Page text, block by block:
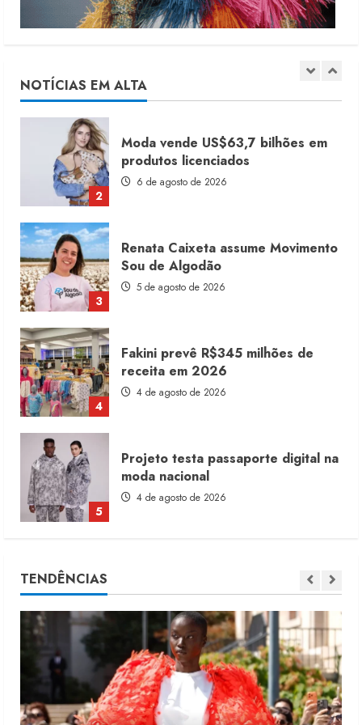
NOTÍCIAS EM ALTA
1
7 de agosto de 2026
2
Moda vende US$63,7 bilhões em
produtos licenciados
6 de agosto de 2026
3
Renata Caixeta assume Movimento
Sou de Algodão
5 de agosto de 2026
4
Fakini prevê R$345 milhões de
receita em 2026
4 de agosto de 2026
5
Projeto testa passaporte digital na
moda nacional
4 de agosto de 2026
1
Moda vende US$63,7 bilhões em
produtos licenciados
6 de agosto de 2026
TENDÊNCIAS